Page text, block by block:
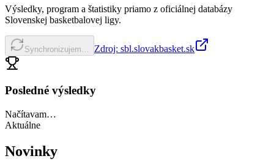
Výsledky, program a štatistiky priamo z oficiálnej databázy
Slovenskej basketbalovej ligy.
Synchronizujem… Zdroj: sbl.slovakbasket.sk
Posledné výsledky
Načítavam…
Aktuálne
Novinky